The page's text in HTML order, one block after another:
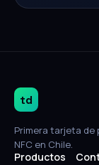
td
Primera tarjeta
NFC en Chile.
Productos